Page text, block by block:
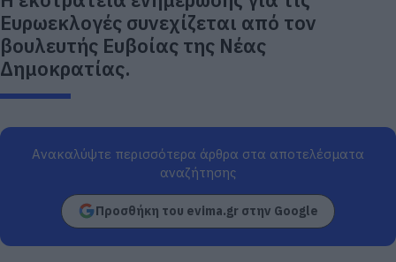
Ευρωεκλογές συνεχίζεται από τον
βουλευτής Ευβοίας της Νέας
Δημοκρατίας.
Ανακαλύψτε περισσότερα άρθρα στα αποτελέσματα
αναζήτησης
Προσθήκη του evima.gr στην Google